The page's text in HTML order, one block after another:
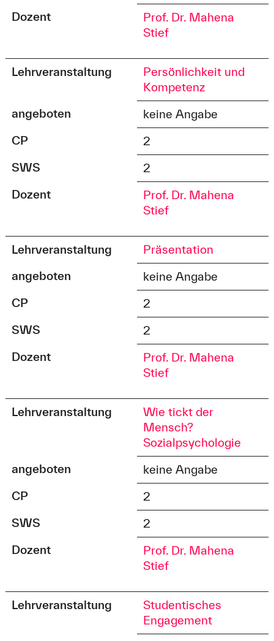
Dozent
Prof. Dr. Mahena
Stief
Lehrveranstaltung
Persönlichkeit und
Kompetenz
angeboten
keine Angabe
CP
2
SWS
2
Dozent
Prof. Dr. Mahena
Stief
Lehrveranstaltung
Präsentation
angeboten
keine Angabe
CP
2
SWS
2
Dozent
Prof. Dr. Mahena
Stief
Lehrveranstaltung
Wie tickt der
Mensch?
Sozialpsychologie
angeboten
keine Angabe
CP
2
SWS
2
Dozent
Prof. Dr. Mahena
Stief
Lehrveranstaltung
Studentisches
Engagement